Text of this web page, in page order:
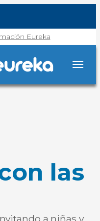
Eureka
las
a niñas y